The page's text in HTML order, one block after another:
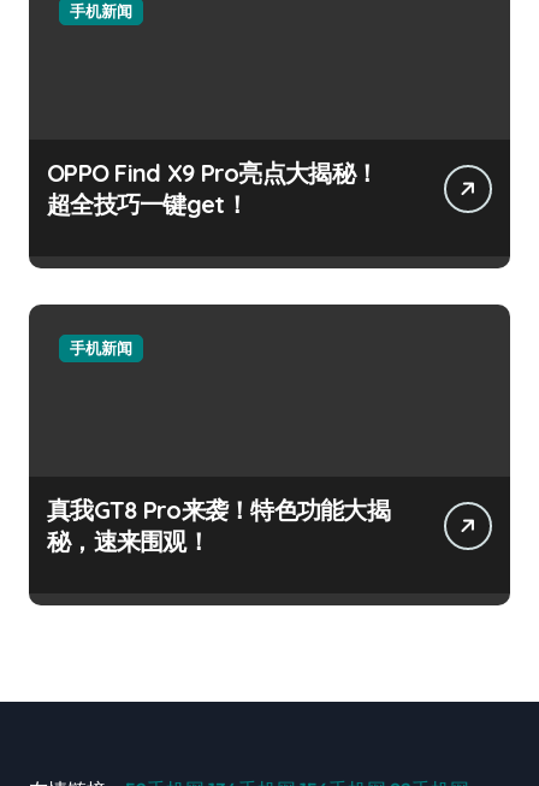
手机新闻
OPPO Find X9 Pro亮点大揭秘！
超全技巧一键get！
手机新闻
真我GT8 Pro来袭！特色功能大揭
秘，速来围观！